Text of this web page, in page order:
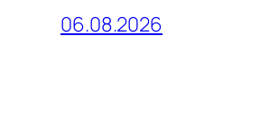
06.08.2026